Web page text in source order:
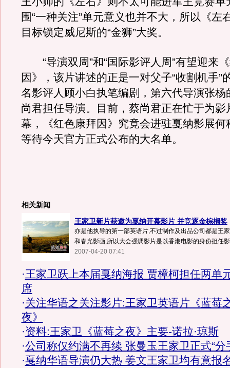
围“一种关注”单元意义也并不大，所以《左
目标锁定威尼斯的“金狮”大奖。
“导演双周”和“国际影评人周”有望迎来
因》，该片讲述的正是一对父子“收割机手”
名影评人顾小白执笔编剧，第六代导演张杨
尚君担任导演。目前，蔡尚君正在忙于为影
幕，《红色康拜因》究竟会进驻戛纳影展何
等待今天官方正式公布的大名单。
相关新闻
王家卫新片获邀为戛纳开幕影片 并竞逐金棕榈奖
亦是他执导的第一部英语片,不过制作及出品公司都是王
和春光影画,所以大会强调影片是以香港电影的身份担任
2007-04-20 07:41
·王家卫跃上本届戛纳海报 贾樟柯担任两单
席
·关注华语之关注影片:王家卫英语片《蓝莓
夜》
·资料:王家卫《蓝莓之夜》主要-诺拉·琼斯
·公司称仅约满不再续 张曼玉王家卫正式“分
·戛纳华语导演仍大热 姜文王家卫均有意报